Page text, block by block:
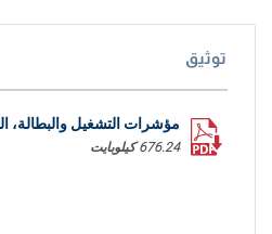
توثيق
مؤشرات التشغيل والبطالة،
676.24 كيلوبايت